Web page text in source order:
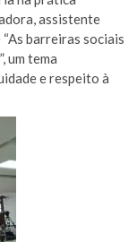
assistente
barreiras sociais
um tema
e respeito à